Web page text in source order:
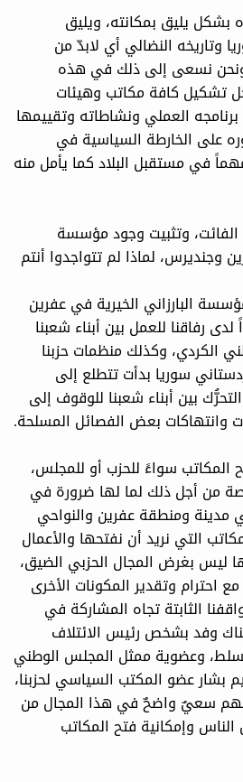
بشكل يليق بمكانته، ويليق
وتاريخه النضالي أي لابدّ من
ونحن نسعى إلى ذلك في هذه
تشكيل كافة مكاتب وهيئات
العملي ونشاطاته وتقييمها
على الخارطة السياسية في
في مستقبل البلاد كما يأمل منه
زلزال 6 شباط الفائت، وتثبيت وجود مؤسسة
وجنديرس، لماذا لم تتواجدوا أنتم
البارزاني الخيرية في عفرين
رفاقنا للعمل بين أبناء شعبنا
الكردي، وكذلك منظمات حزبنا
سوريا بدأت تتطلع إلى
بين أبناء شعبنا للوقوف إلى
وانتهاكات بعض الفصائل المسلحة.
سواءً للحزب أو للمجلس،
من أجل ذلك لما لها ضرورة في
مدينة ومنطقة عفرين والنواحي
التي نريد أن نفتحها والأعمال
ليس بغرض المجال الحزبي الضيق،
احترام وتقدير المكونات الأخرى
الثابتة تجاه المشاركة في
وفد بشخص رئيس الائتلاف
وعضوية ممثل المجلس الوطني
بشار عضو المكتب السياسي لحزبنا،
سعيٌ واضحٌ في هذا المجال من
وإمكانية فتح المكاتب